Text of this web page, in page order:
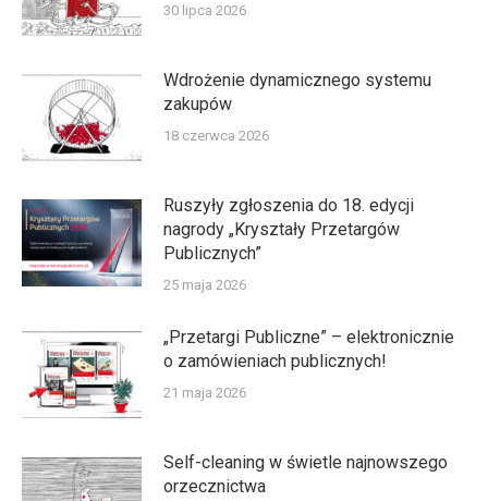
30 lipca 2026
Wdrożenie dynamicznego systemu
zakupów
18 czerwca 2026
Ruszyły zgłoszenia do 18. edycji
nagrody „Kryształy Przetargów
Publicznych”
25 maja 2026
„Przetargi Publiczne” – elektronicznie
o zamówieniach publicznych!
21 maja 2026
Self-cleaning w świetle najnowszego
orzecznictwa